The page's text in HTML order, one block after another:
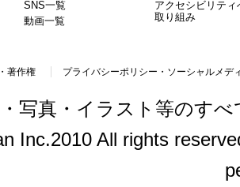
SNS一覧
動画一覧
アクセシビリティ
取り組み
著作権 プライバシーポリシー・ソーシャルメデ
写真・イラスト等のす
Inc.2010 All rights